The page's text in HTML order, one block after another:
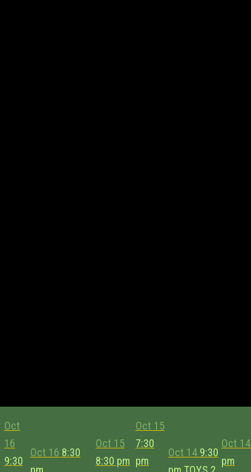
Oct
16
9:30
Oct 16 8:30
Oct 15
8:30 pm
Oct 15
7:30
pm
Oct 14 9:30
Oct 14
pm